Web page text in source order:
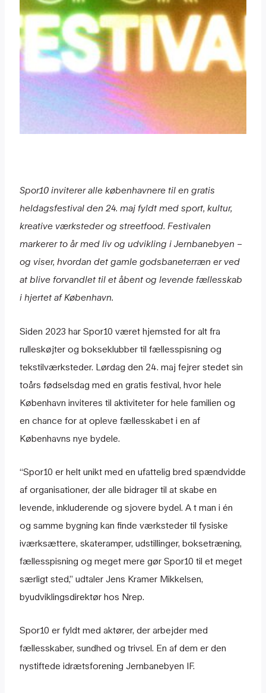
Spor10 inviterer alle københavnere til en gratis
heldagsfestival den 24. maj fyldt med sport, kultur,
kreative værksteder og streetfood. Festivalen
markerer to år med liv og udvikling i Jernbanebyen –
og viser, hvordan det gamle godsbaneterræn er ved
at blive forvandlet til et åbent og levende fællesskab
i hjertet af København.
Siden 2023 har Spor10 været hjemsted for alt fra
rulleskøjter og bokseklubber til fællesspisning og
tekstilværksteder. Lørdag den 24. maj fejrer stedet sin
toårs fødselsdag med en gratis festival, hvor hele
København inviteres til aktiviteter for hele familien og
en chance for at opleve fællesskabet i en af
Københavns nye bydele.
“Spor10 er helt unikt med en ufattelig bred spændvidde
af organisationer, der alle bidrager til at skabe en
levende, inkluderende og sjovere bydel. A t man i én
og samme bygning kan finde værksteder til fysiske
iværksættere, skateramper, udstillinger, boksetræning,
fællesspisning og meget mere gør Spor10 til et meget
særligt sted,” udtaler Jens Kramer Mikkelsen,
byudviklingsdirektør hos Nrep.
Spor10 er fyldt med aktører, der arbejder med
fællesskaber, sundhed og trivsel. En af dem er den
nystiftede idrætsforening Jernbanebyen IF.